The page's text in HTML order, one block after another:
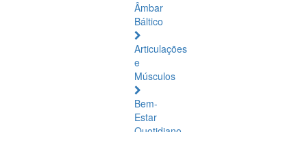
Âmbar
Báltico
Articulações
e
Músculos
Bem-
Estar
Quotidiano